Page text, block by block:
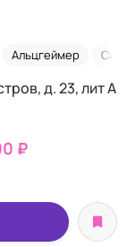
Альцгеймер
д. 23, лит А
₽